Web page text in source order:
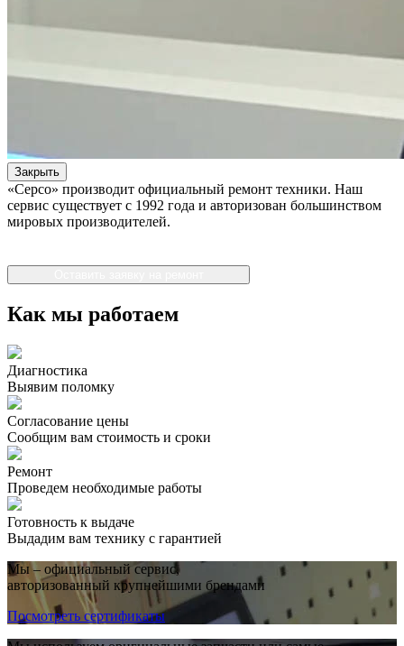
Закрыть
«Серсо» производит официальный ремонт техники. Наш
сервис существует с 1992 года и авторизован большинством
мировых производителей.
Как мы работаем
Диагностика
Выявим поломку
Согласование цены
Сообщим вам стоимость и сроки
Ремонт
Проведем необходимые работы
Готовность к выдаче
Выдадим вам технику с гарантией
Мы – официальный сервис,
авторизованный крупнейшими брендами
Посмотреть сертификаты